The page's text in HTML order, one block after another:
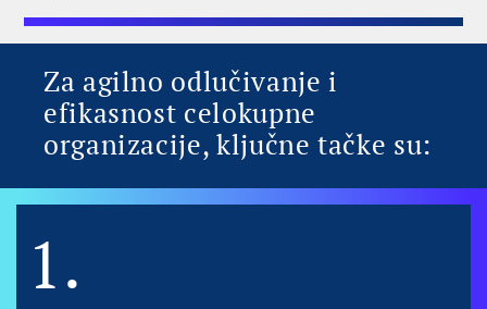
Za agilno odlučivanje i
efikasnost celokupne
organizacije, ključne tačke su:
1.